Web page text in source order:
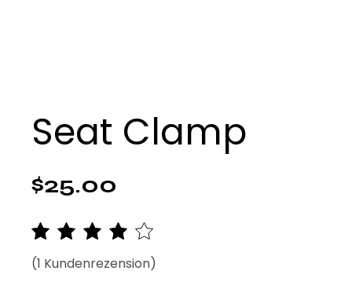
Seat Clamp
$25.00
(1 Kundenrezension)